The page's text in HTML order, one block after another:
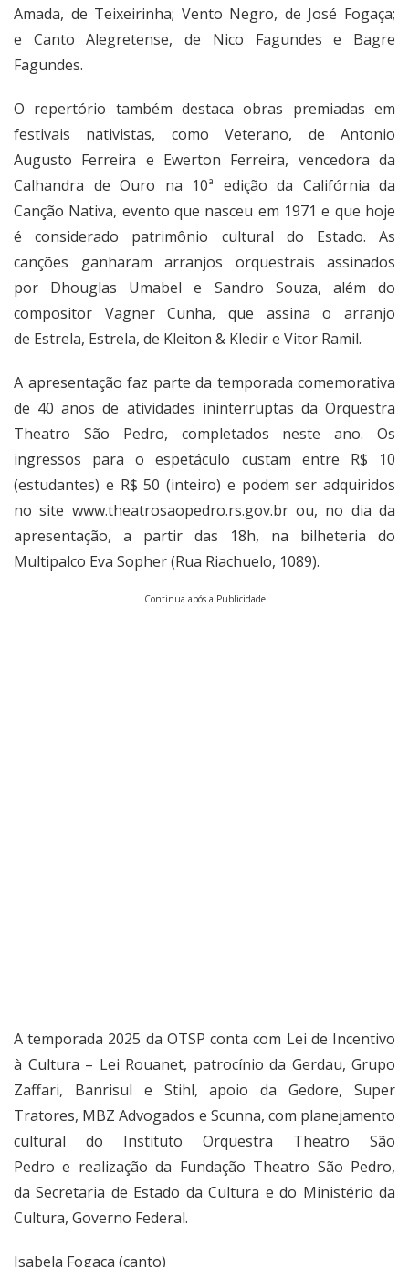
Amada, de Teixeirinha; Vento Negro, de José Fogaça;
e Canto Alegretense, de Nico Fagundes e Bagre
Fagundes.
O repertório também destaca obras premiadas em
festivais nativistas, como Veterano, de Antonio
Augusto Ferreira e Ewerton Ferreira, vencedora da
Calhandra de Ouro na 10ª edição da Califórnia da
Canção Nativa, evento que nasceu em 1971 e que hoje
é considerado patrimônio cultural do Estado. As
canções ganharam arranjos orquestrais assinados
por Dhouglas Umabel e Sandro Souza, além do
compositor Vagner Cunha, que assina o arranjo
de Estrela, Estrela, de Kleiton & Kledir e Vitor Ramil.
A apresentação faz parte da temporada comemorativa
de 40 anos de atividades ininterruptas da Orquestra
Theatro São Pedro, completados neste ano. Os
ingressos para o espetáculo custam entre R$ 10
(estudantes) e R$ 50 (inteiro) e podem ser adquiridos
no site www.theatrosaopedro.rs.gov.brou, no dia da
apresentação, a partir das 18h, na bilheteria do
Multipalco Eva Sopher (Rua Riachuelo, 1089).
Continua após a Publicidade
A temporada 2025 da OTSP conta com Lei de Incentivo
à Cultura – Lei Rouanet, patrocínio da Gerdau, Grupo
Zaffari, Banrisul e Stihl, apoio da Gedore, Super
Tratores, MBZ Advogados e Scunna, com planejamento
cultural do Instituto Orquestra Theatro São
Pedro e realização da Fundação Theatro São Pedro,
da Secretaria de Estado da Cultura e do Ministério da
Cultura, Governo Federal.
Isabela Fogaça (canto)